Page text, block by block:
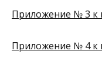
Приложение № 3 к
Приложение № 4 к